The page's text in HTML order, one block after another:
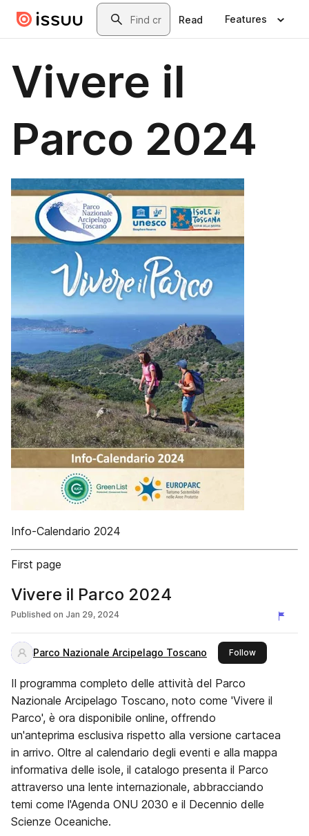
Skip to main contentSearch
Read Features
Vivere il
Parco 2024
Info-Calendario 2024
First page
Vivere il Parco 2024
Published on Jan 29, 2024
Parco Nazionale Arcipelago Toscano Followthis
Il programma completo delle attività del Parco
Nazionale Arcipelago Toscano, noto come 'Vivere il
Parco', è ora disponibile online, offrendo
un'anteprima esclusiva rispetto alla versione cartacea
in arrivo. Oltre al calendario degli eventi e alla mappa
informativa delle isole, il catalogo presenta il Parco
attraverso una lente internazionale, abbracciando
temi come l'Agenda ONU 2030 e il Decennio delle
Scienze Oceaniche.